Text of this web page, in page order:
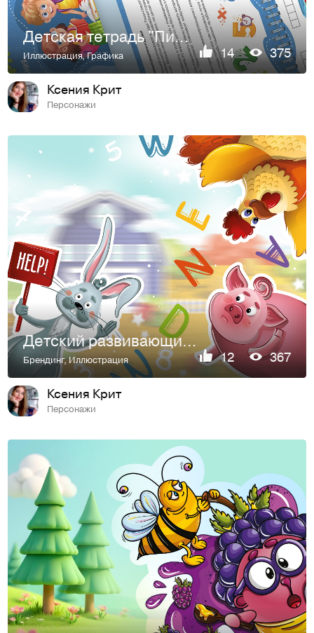
Детская тетрадь "Пиши-стирай"
Иллюстрация,Графика 14 375
Ксения Крит
Персонажи
Детский развивающий комплекс "City-Farm"
Брендинг,Иллюстрация 12 367
Ксения Крит
Персонажи